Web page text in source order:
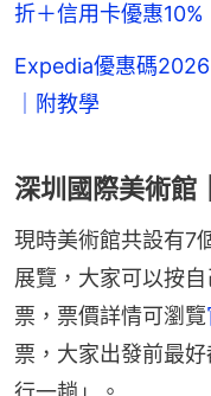
折＋信用卡優惠10%
Expedia優惠碼
｜附教學
深圳國際美術館
現時美術館共設有7
展覽，大家可以按
票，票價詳情可瀏覽
票，大家出發前最